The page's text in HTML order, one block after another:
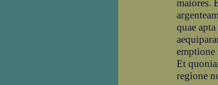
maiores.
quae
Et
regione